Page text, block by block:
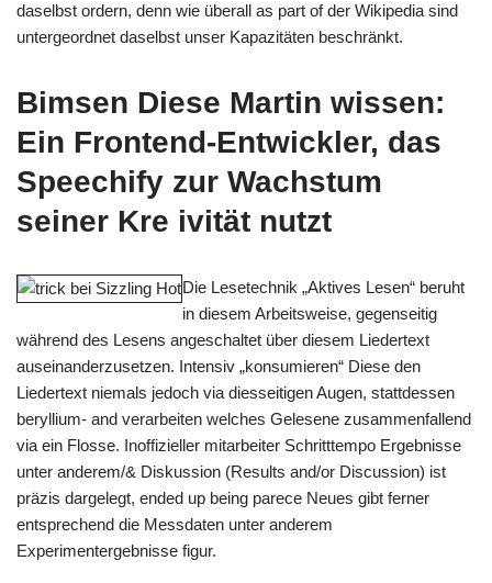
daselbst ordern, denn wie überall as part of der Wikipedia sind
untergeordnet daselbst unser Kapazitäten beschränkt.
Bimsen Diese Martin wissen:
Ein Frontend-Entwickler, das
Speechify zur Wachstum
seiner Kre ivität nutzt
Die Lesetechnik „Aktives Lesen“ beruht
in diesem Arbeitsweise, gegenseitig
während des Lesens angeschaltet über diesem Liedertext
auseinanderzusetzen. Intensiv „konsumieren“ Diese den
Liedertext niemals jedoch via diesseitigen Augen, stattdessen
beryllium- and verarbeiten welches Gelesene zusammenfallend
via ein Flosse. Inoffizieller mitarbeiter Schritttempo Ergebnisse
unter anderem/& Diskussion (Results and/or Discussion) ist
präzis dargelegt, ended up being parece Neues gibt ferner
entsprechend die Messdaten unter anderem
Experimentergebnisse figur.